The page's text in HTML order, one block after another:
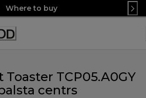
Where to buy
Toaster TCP05.A0GY
centrs